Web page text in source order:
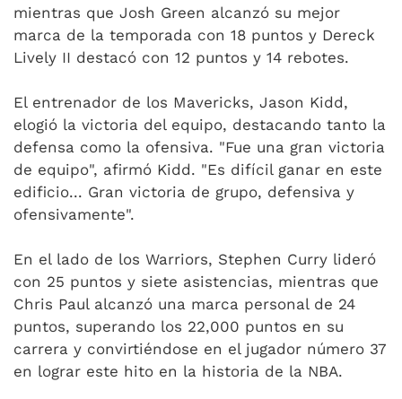
mientras que Josh Green alcanzó su mejor
marca de la temporada con 18 puntos y Dereck
Lively II destacó con 12 puntos y 14 rebotes.
El entrenador de los Mavericks, Jason Kidd,
elogió la victoria del equipo, destacando tanto la
defensa como la ofensiva. "Fue una gran victoria
de equipo", afirmó Kidd. "Es difícil ganar en este
edificio... Gran victoria de grupo, defensiva y
ofensivamente".
En el lado de los Warriors, Stephen Curry lideró
con 25 puntos y siete asistencias, mientras que
Chris Paul alcanzó una marca personal de 24
puntos, superando los 22,000 puntos en su
carrera y convirtiéndose en el jugador número 37
en lograr este hito en la historia de la NBA.